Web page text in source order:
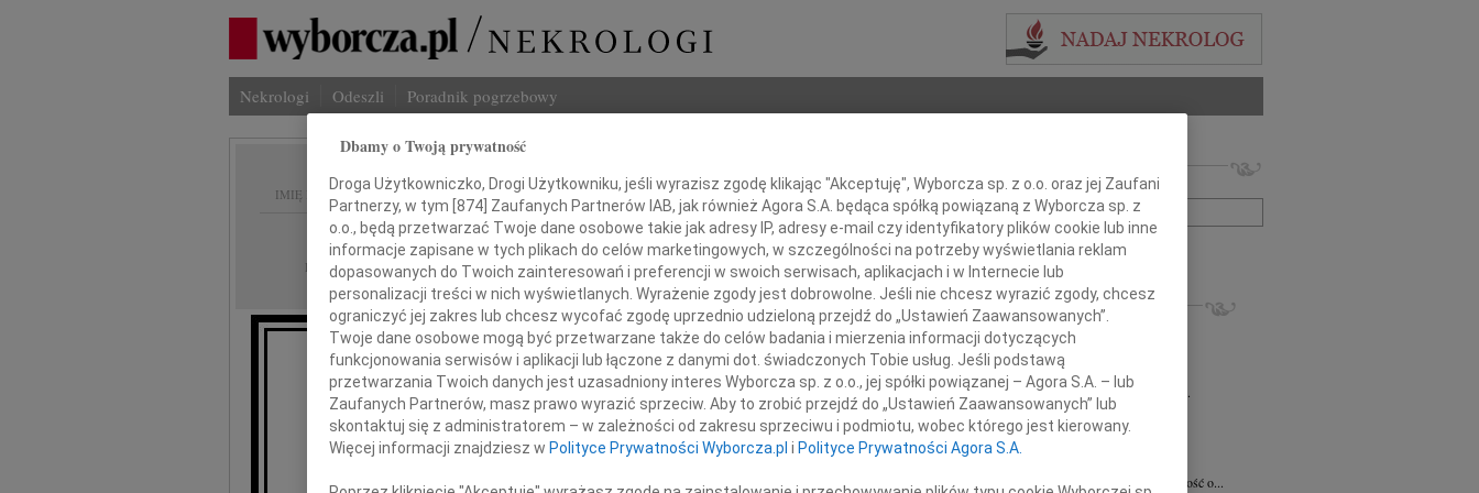
Nekrologi Odeszli Poradnik pogrzebowy
IMIĘ I NAZWISKO:
REGION: Radom
DATA EMISJI: 14.09.2013
Ewie i Lucjanowi Walaskom
wyrazy szczerego i głębokiego współczucia
Imię i nazwisko lub numer ogłoszenia:
+ szukanie zaawansowane
INNE NEKROLOGI
06.08.2026Radom
Annie Ciskowskiej wyrazy najgłębszego...
06.08.2026Radom
Sędziemu Marcinowi Kobylskiemu wyrazy...
Zdzisław Maszkiewicz
Z ogromnym smutkiem i żalem przyjąłem...
Danuta Grabowska
Z ogromnym smutkiem przyjęliśmy wiadomość o...
Dbamy o Twoją prywatność
Droga Użytkowniczko, Drogi Użytkowniku, jeśli wyrazisz zgodę klikając "Akceptuję", Wyborcza sp. z o.o. oraz jej Zaufani
Partnerzy, w tym [874] Zaufanych Partnerów IAB, jak również Agora S.A. będąca spółką powiązaną z Wyborcza sp. z
o.o., będą przetwarzać Twoje dane osobowe takie jak adresy IP, adresy e-mail czy identyfikatory plików cookie lub inne
informacje zapisane w tych plikach do celów marketingowych, w szczególności na potrzeby wyświetlania reklam
dopasowanych do Twoich zainteresowań i preferencji w swoich serwisach, aplikacjach i w Internecie lub
personalizacji treści w nich wyświetlanych. Wyrażenie zgody jest dobrowolne. Jeśli nie chcesz wyrazić zgody, chcesz
ograniczyć jej zakres lub chcesz wycofać zgodę uprzednio udzieloną przejdź do „Ustawień Zaawansowanych”.
Twoje dane osobowe mogą być przetwarzane także do celów badania i mierzenia informacji dotyczących
funkcjonowania serwisów i aplikacji lub łączone z danymi dot. świadczonych Tobie usług. Jeśli podstawą
przetwarzania Twoich danych jest uzasadniony interes Wyborcza sp. z o.o., jej spółki powiązanej – Agora S.A. – lub
Zaufanych Partnerów, masz prawo wyrazić sprzeciw. Aby to zrobić przejdź do „Ustawień Zaawansowanych” lub
skontaktuj się z administratorem – w zależności od zakresu sprzeciwu i podmiotu, wobec którego jest kierowany.
Więcej informacji znajdziesz w Polityce Prywatności Wyborcza.pl i Polityce Prywatności Agora S.A.